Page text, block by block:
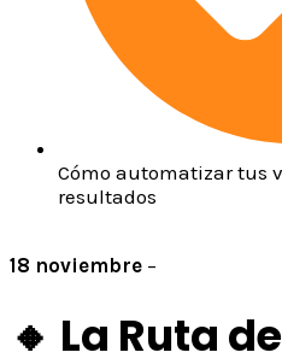
Cómo automatizar tus
resultados
18 noviembre –
🔸 La Ruta